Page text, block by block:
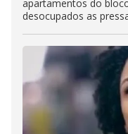
apartamentos do
desocupados as